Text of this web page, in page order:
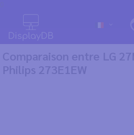
Comparaison entre LG
Philips 273E1EW